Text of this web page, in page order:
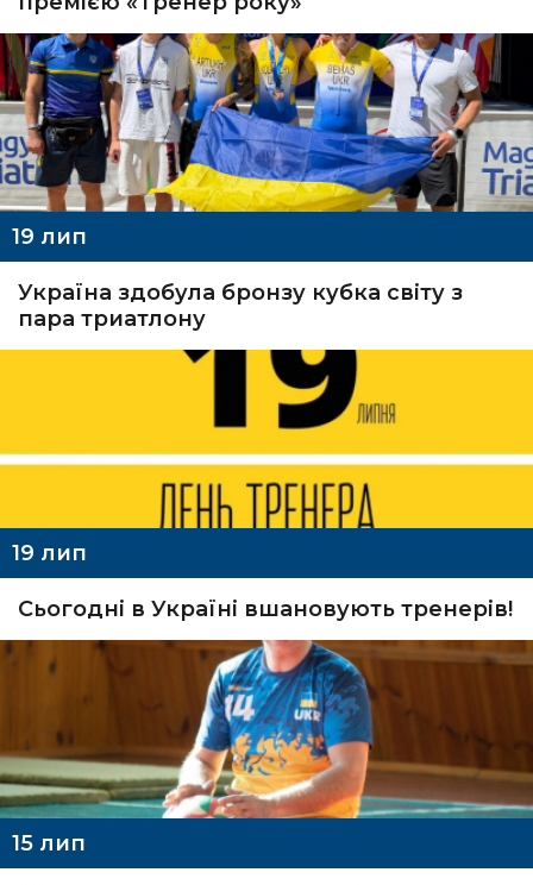
19 лип
Україна здобула бронзу кубка світу з
пара триатлону
19 лип
Сьогодні в Україні вшановують тренерів!
15 лип